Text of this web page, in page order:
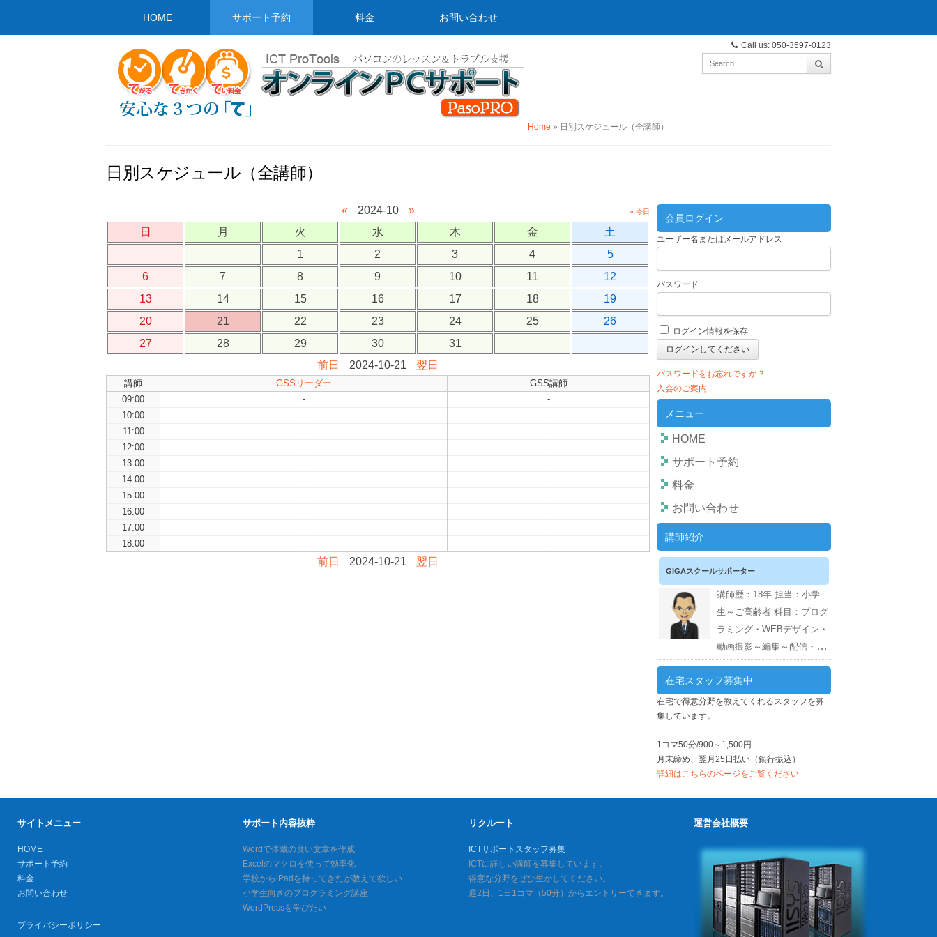
HOME サポート予約 料金 お問い合わせ
Call us: 050-3597-0123
Home » 日別スケジュール（全講師）
日別スケジュール（全講師）
« 2024-10 » » 今日
日 月 火 水 木 金
土
1
2 3 4
5
6
7 8 9 10 11
12
13
14 15 16 17 18
19
20
21 22 23 24 25
26
27
28 29 30
31
前日
2024-10-21 翌日
講師 GSSリーダー
GSS講師
09:00
-
-
10:00
-
-
11:00
-
-
12:00
-
-
13:00
-
-
14:00
-
-
15:00
-
-
16:00
-
-
17:00
-
-
18:00
- -
前日 2024-10-21 翌日
会員ログイン
ユーザー名またはメールアドレス
パスワード
ログイン情報を保存
パスワードをお忘れですか？
入会のご案内
メニュー
HOME
サポート予約
料金
お問い合わせ
講師紹介
GIGAスクールサポーター
講師歴：18年 担当：小学
生～ご高齢者 科目：プログ
ラミング・WEBデザイン・
動画撮影～編集～配信・サ
ーバー構築～運用 スキル：Photoshop・
Illustrator・Excel・Word・スクラッチ・
CANVA・EDIUS・AWS・ネット証券・
会計ソフト・WordPress・PHP・CSS・
在宅スタッフ募集中
在宅で得意分野を教えてくれるスタッフを募
集しています。
1コマ50分/900～1,500円
月末締め、翌月25日払い（銀行振込）
詳細はこちらのページをご覧ください
サイトメニュー
HOME
サポート予約
料金
お問い合わせ
プライバシーポリシー
サポート内容抜粋
Wordで体裁の良い文章を作成
Excelのマクロを使って効率化
学校からiPadを持ってきたが教えて欲しい
小学生向きのプログラミング講座
WordPressを学びたい
リクルート
ICTサポートスタッフ募集
ICTに詳しい講師を募集しています。
得意な分野をぜひ生かしてください。
週2日、1日1コマ（50分）からエントリーできます。
運営会社概要